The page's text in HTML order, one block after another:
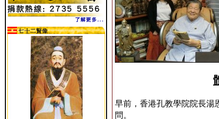
早前，香港孔教學院院長湯
問。